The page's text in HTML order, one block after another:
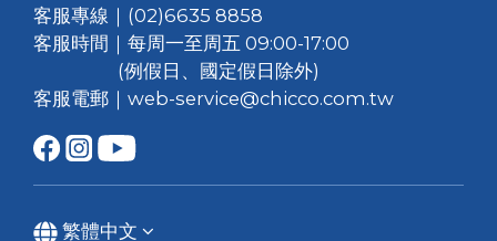
客服專線｜(02)6635 8858
客服時間｜每周一至周五 09:00-17:00
(例假日、國定假日除外)
客服電郵｜web-service@chicco.com.tw
繁體中文